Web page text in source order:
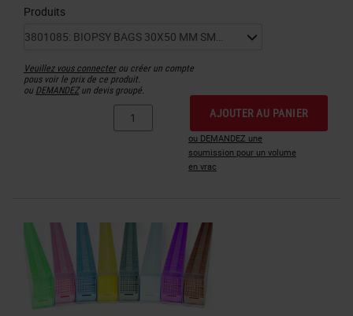
Produits
Veuillez vous connecterou créer un compte
pous voir le prix de ce produit.
ou DEMANDEZun devis groupé.
AJOUTER AU PANIER
ou DEMANDEZ une
soumission pour un volume
en vrac